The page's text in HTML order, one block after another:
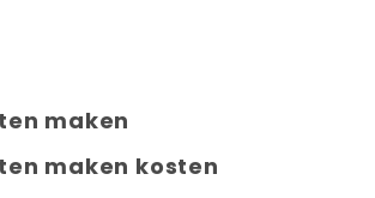
maken
maken kosten